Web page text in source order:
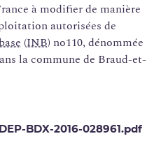
à modifier de manière
autorisées de
(INB) no110, dénommée
la commune de Braud-et-
BDX-2016-028961.pdf